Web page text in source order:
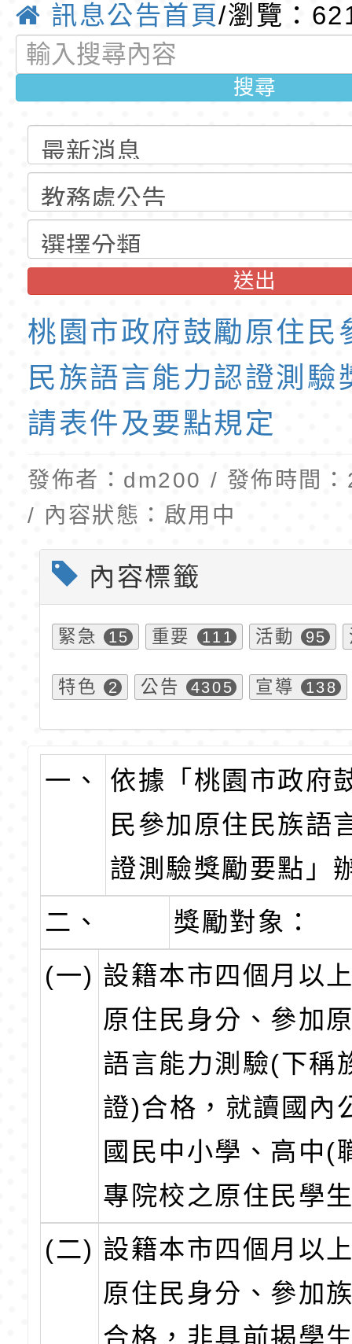
走」動畫影片
員健康講座「吃得安
心」，請退休同仁踴
清華光罩教學專業論
動時代中的好老師：
教師韌性
轉環境部「淨零綠領
程」
轉農業部桃園區農業
「115年食農教育專
訓練課程」，歡迎已
育專業人員資格者報
錄取公告-桃園市桃
民小學115學年度「
理人員」甄選
東門國小115學年度
梯特教代課教師甄選
公告(尚有缺額)
錄取公告-桃園市桃
民小學115學年度「
班教師助理員」甄選
東門國小115學年度
梯特教代理教師甄選
公告(尚有缺額)
東門國小附設幼兒園
第1學期第2梯代理教
招錄取公告
質教育
訊息公告首頁/瀏覽：
搜尋
送出
桃園市政府鼓勵原住民
民族語言能力認證測驗
請表件及要點規定
發佈者：dm200 / 發佈時間
/ 內容狀態：啟用中
內容標籤
緊急 15 重要 111 活動 95
特色 2 公告 4305 宣導 138
一、
依據「桃園市政府
民參加原住民族語
證測驗獎勵要點」
二、
獎勵對象：
(一) 設籍本市四個月以
原住民身分、參加
語言能力測驗(下稱
證)合格，就讀國內
國民中小學、高中(
專院校之原住民學
(二) 設籍本市四個月以
原住民身分、參加
合格，非具前揭學